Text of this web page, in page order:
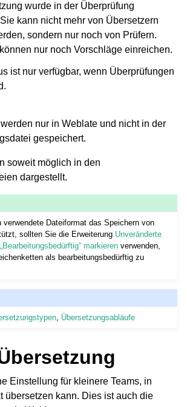
wurde in der Überprüfung
kann nicht mehr von Übersetzern
sondern nur noch von Prüfern.
nur noch Vorschläge einreichen.
ist nur verfügbar, wenn Überprüfungen
nur in Weblate und nicht in der
gespeichert.
soweit möglich in den
dargestellt.
verwendete Dateiformat das Speichern von
sollten Sie die Erweiterung Unveränderte
markieren verwenden,
als bearbeitungsbedürftig zu
Übersetzungsabläufe
Einstellung für kleinere Teams, in
übersetzen kann. Dies ist auch die